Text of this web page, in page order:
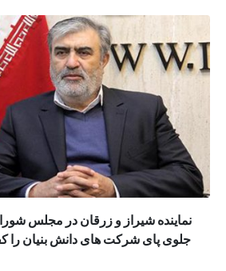
نماینده شیراز و زرقان در مجلس
جلوی پای شرکت های دانش بنیان را